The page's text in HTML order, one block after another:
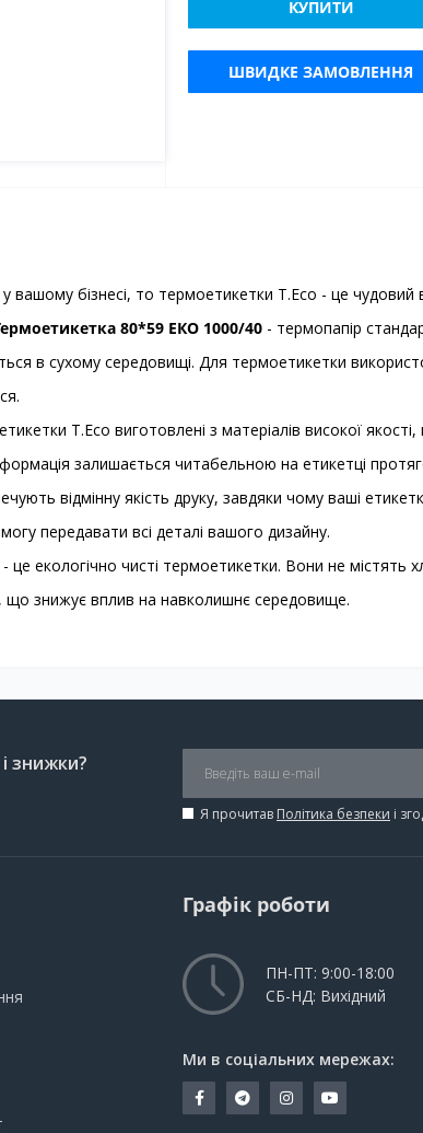
КУПИТИ
ШВИДКЕ ЗАМОВЛЕННЯ
бізнесі, то термоетикетки T.Eco - це чудовий
80*59 ЕКО 1000/40 - термопапір
в сухому середовищі. Для термоетикетки
T.Eco виготовлені з матеріалів високої
залишається читабельною на етикетці
відмінну якість друку, завдяки чому ваші
передавати всі деталі вашого дизайну.
- це екологічно чисті термоетикетки. Вони не
що знижує вплив на навколишнє середовище.
знижки?
Я прочитав Політика безпеки і
Графік роботи
ПН-ПТ: 9:00-18:00
СБ-НД: Вихідний
Ми в соціальних мережах: